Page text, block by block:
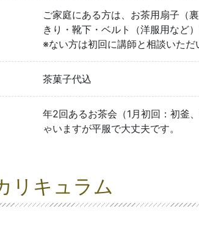
ご家庭にある方は、お茶用扇子（
きり・靴下・ベルト（洋服用など
※ない方は初回に講師と相談いただ
茶菓子代込
年2回あるお茶会（1月初回：初釜
ゃいますが平服で大丈夫です。
リキュラム